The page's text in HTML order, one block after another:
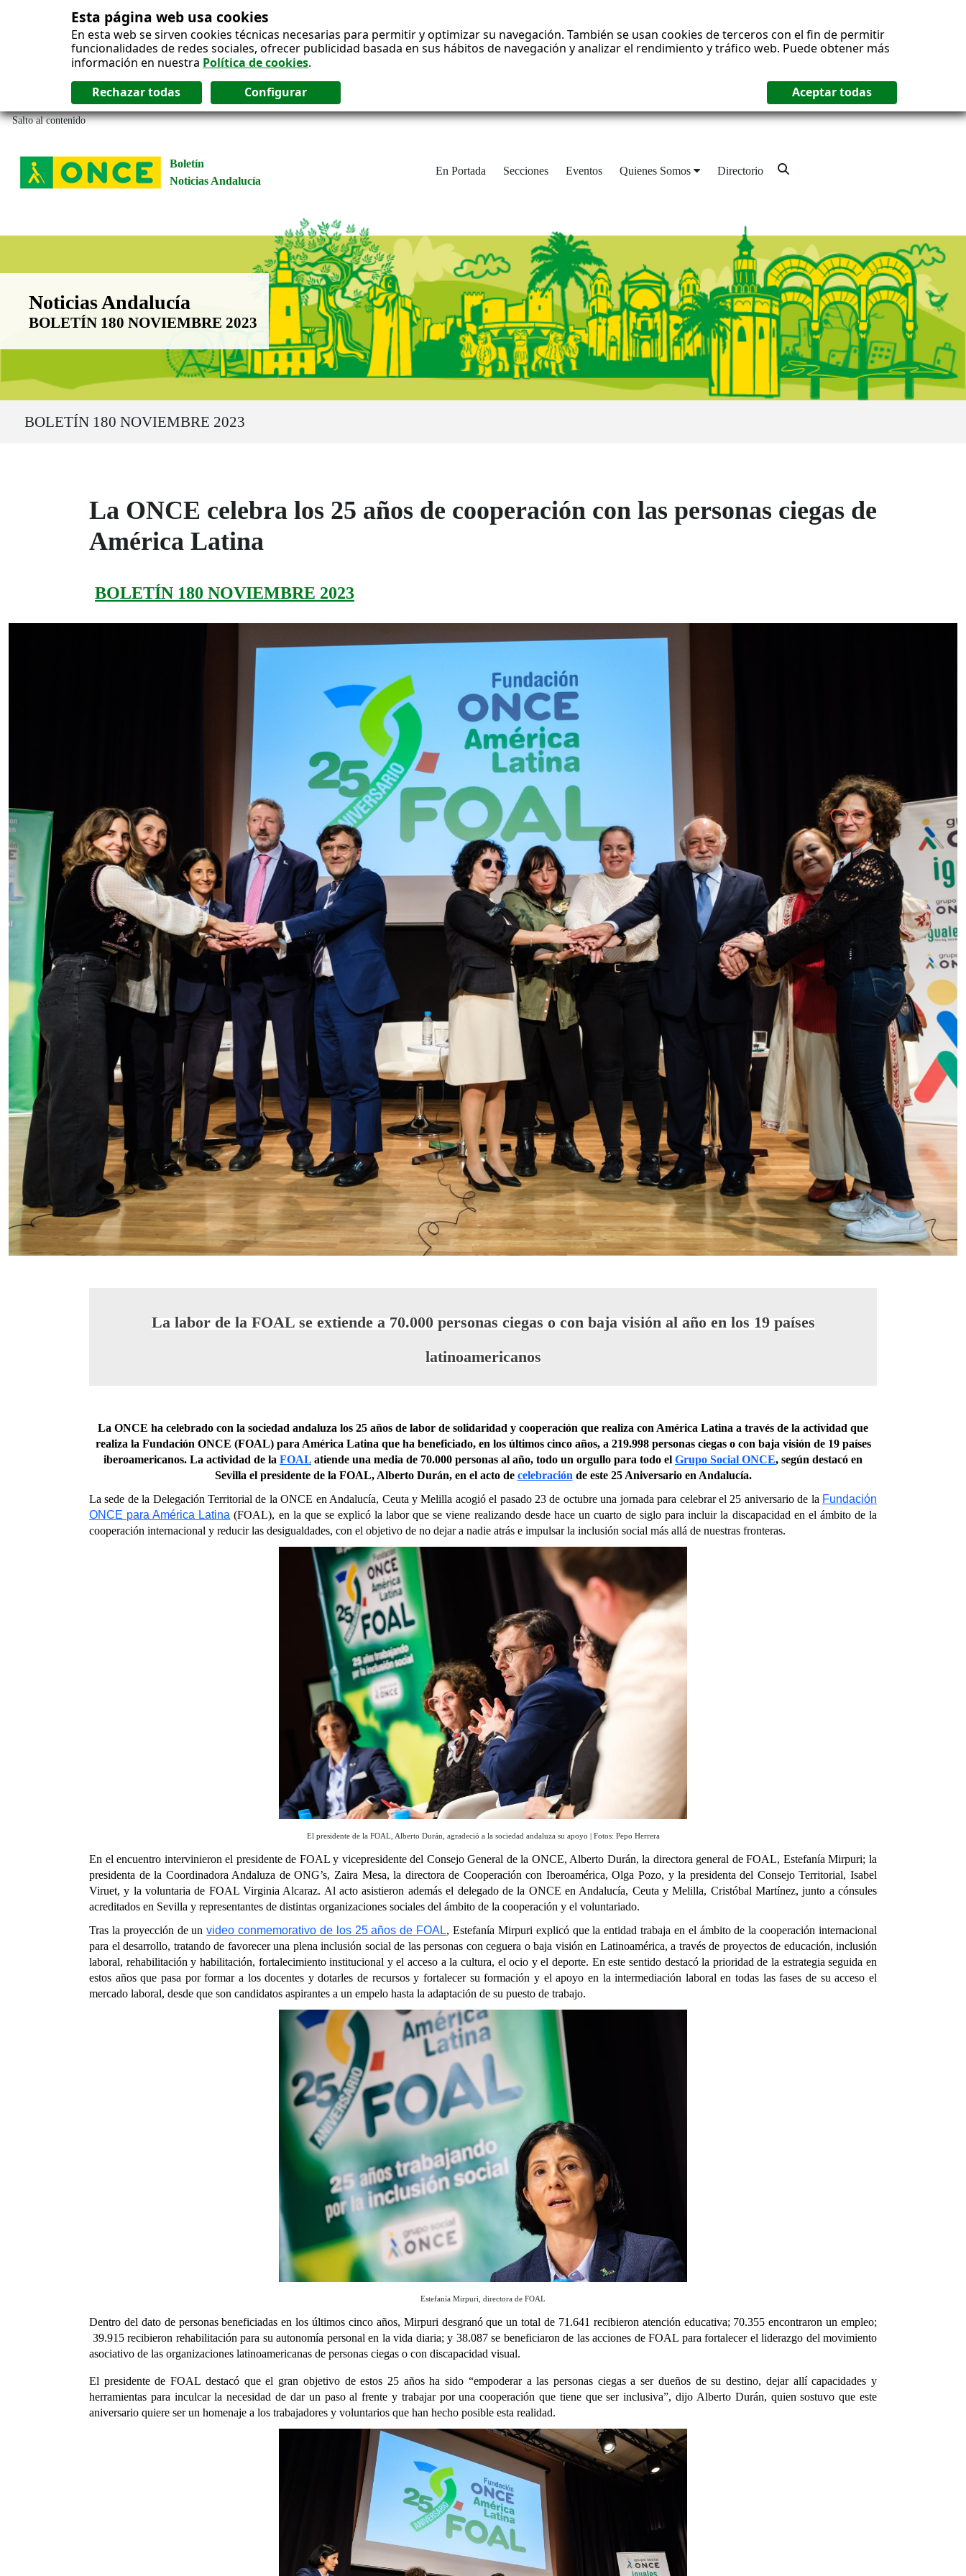
Esta página web usa cookies
En esta web se sirven cookies técnicas necesarias para permitir y optimizar su navegación. También se usan cookies de terceros con el fin de permitir
funcionalidades de redes sociales, ofrecer publicidad basada en sus hábitos de navegación y analizar el rendimiento y tráfico web. Puede obtener más
información en nuestra Política de cookies.
Salto al contenido
Boletín
Noticias Andalucía
En Portada Secciones Eventos Quienes Somos Directorio
Boletín Noticias Andalucía
Noticias Andalucía
BOLETÍN 180 NOVIEMBRE 2023
BOLETÍN 180 NOVIEMBRE 2023
La ONCE celebra los 25 años de cooperación con las personas ciegas de
América Latina
BOLETÍN 180 NOVIEMBRE 2023
La labor de la FOAL se extiende a 70.000 personas ciegas o con baja visión al año en los 19 países
latinoamericanos
La ONCE ha celebrado con la sociedad andaluza los 25 años de labor de solidaridad y cooperación que realiza con América Latina a través de la actividad que
realiza la Fundación ONCE (FOAL) para América Latina que ha beneficiado, en los últimos cinco años, a 219.998 personas ciegas o con baja visión de 19 países
iberoamericanos. La actividad de la FOAL atiende una media de 70.000 personas al año, todo un orgullo para todo el Grupo Social ONCE, según destacó en
Sevilla el presidente de la FOAL, Alberto Durán, en el acto de celebración de este 25 Aniversario en Andalucía.
La sede de la Delegación Territorial de la ONCE en Andalucía, Ceuta y Melilla acogió el pasado 23 de octubre una jornada para celebrar el 25 aniversario de la Fundación
ONCE para América Latina (FOAL), en la que se explicó la labor que se viene realizando desde hace un cuarto de siglo para incluir la discapacidad en el ámbito de la
cooperación internacional y reducir las desigualdades, con el objetivo de no dejar a nadie atrás e impulsar la inclusión social más allá de nuestras fronteras.
El presidente de la FOAL, Alberto Durán, agradeció a la sociedad andaluza su apoyo | Fotos: Pepo Herrera
En el encuentro intervinieron el presidente de FOAL y vicepresidente del Consejo General de la ONCE, Alberto Durán, la directora general de FOAL, Estefanía Mirpuri; la
presidenta de la Coordinadora Andaluza de ONG’s, Zaira Mesa, la directora de Cooperación con Iberoamérica, Olga Pozo, y la presidenta del Consejo Territorial, Isabel
Viruet, y la voluntaria de FOAL Virginia Alcaraz. Al acto asistieron además el delegado de la ONCE en Andalucía, Ceuta y Melilla, Cristóbal Martínez, junto a cónsules
acreditados en Sevilla y representantes de distintas organizaciones sociales del ámbito de la cooperación y el voluntariado.
Tras la proyección de unvideo conmemorativo de los 25 años de FOAL, Estefanía Mirpuri explicó que la entidad trabaja en el ámbito de la cooperación internacional
para el desarrollo, tratando de favorecer una plena inclusión social de las personas con ceguera o baja visión en Latinoamérica, a través de proyectos de educación, inclusión
laboral, rehabilitación y habilitación, fortalecimiento institucional y el acceso a la cultura, el ocio y el deporte. En este sentido destacó la prioridad de la estrategia seguida en
estos años que pasa por formar a los docentes y dotarles de recursos y fortalecer su formación y el apoyo en la intermediación laboral en todas las fases de su acceso el
mercado laboral, desde que son candidatos aspirantes a un empelo hasta la adaptación de su puesto de trabajo.
Estefanía Mirpuri, directora de FOAL
Dentro del dato de personas beneficiadas en los últimos cinco años, Mirpuri desgranó que un total de 71.641 recibieron atención educativa; 70.355 encontraron un empleo;
39.915 recibieron rehabilitación para su autonomía personal en la vida diaria; y 38.087 se beneficiaron de las acciones de FOAL para fortalecer el liderazgo del movimiento
asociativo de las organizaciones latinoamericanas de personas ciegas o con discapacidad visual.
El presidente de FOAL destacó que el gran objetivo de estos 25 años ha sido “empoderar a las personas ciegas a ser dueños de su destino, dejar allí capacidades y
herramientas para inculcar la necesidad de dar un paso al frente y trabajar por una cooperación que tiene que ser inclusiva”, dijo Alberto Durán, quien sostuvo que este
aniversario quiere ser un homenaje a los trabajadores y voluntarios que han hecho posible esta realidad.